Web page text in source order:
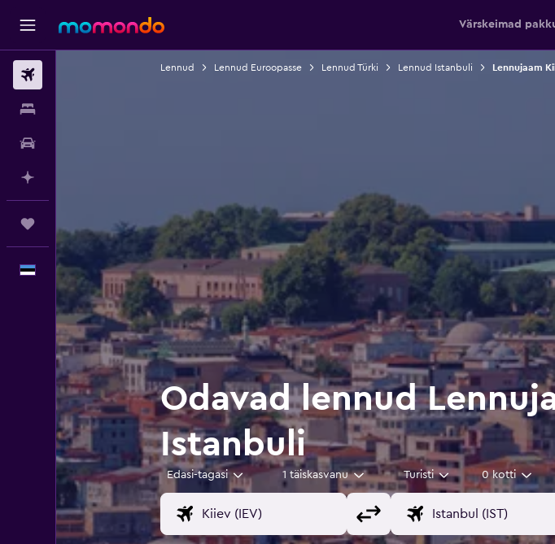
Värskeimad
Eesti
Lennud Lennud Euroopasse Lennud Türki Lennud Istanbuli Lennujaam
Odavad lennud
Istanbuli
Edasi-tagasi 1 täiskasvanu Turisti 0 kotti